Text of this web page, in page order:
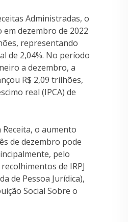
Administradas, o
dezembro de 2022
representando
de 2,04%. No período
a dezembro, a
R$ 2,09 trilhões,
real (IPCA) de
Receita, o aumento
de dezembro pode
pelo
de IRPJ
de Pessoa Jurídica),
Social Sobre o